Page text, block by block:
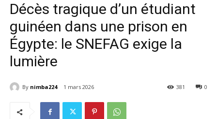
Décès tragique d’un étudiant
guinéen dans une prison en
Égypte: le SNEFAG exige la
lumière
By nimba224 1 mars 2026 0
381